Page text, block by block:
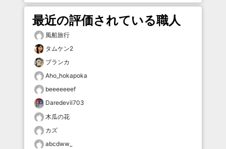
最近の評価されている職人
風船旅行
タムケン2
ブランカ
Aho_hokapoka
beeeeeeef
Daredevil703
木瓜の花
カズ
abcdww_